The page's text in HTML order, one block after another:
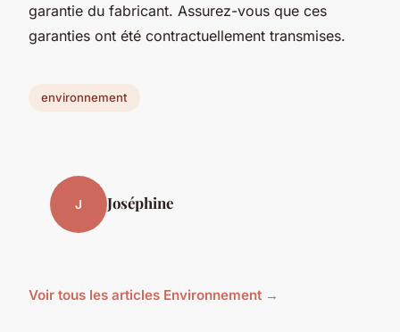
garantie du fabricant. Assurez-vous que ces
garanties ont été contractuellement transmises.
environnement
J Joséphine
Voir tous les articles Environnement →